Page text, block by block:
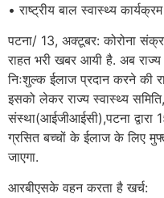
• राष्ट्रीय बाल स्वास्थ्य
पटना/ 13, अक्टूबर: कोरोना
राहत भरी खबर आयी है. अब
निःशुल्क ईलाज प्रदान करने की
इसको लेकर राज्य स्वास्थ्य
संस्था(आईजीआईसी),पटना
ग्रसित बच्चों के ईलाज के लिए
जाएगा.
आरबीएसके वहन करता है खर्च: